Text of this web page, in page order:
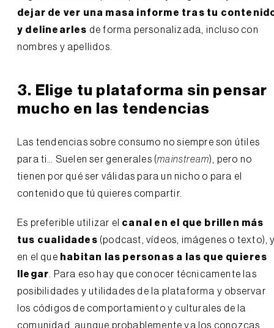
dejar de ver una masa informe tras tu
y delinearles de forma personalizada, incluso con
nombres y apellidos.
3. Elige tu plataforma sin pensar
mucho en las tendencias
Las tendencias sobre consumo no siempre son útiles
para ti… Suelen ser generales (mainstream), pero no
tienen por qué ser válidas para un nicho o para el
contenido que tú quieres compartir.
Es preferible utilizar el canal en el que brillen más
tus cualidades (podcast, vídeos, imágenes o texto),
en el que habitan las personas a las que quieres
llegar . Para eso hay que conocer técnicamente las
posibilidades y utilidades de la plataforma y observar
los códigos de comportamiento y culturales de la
comunidad, aunque probablemente ya los conozcas